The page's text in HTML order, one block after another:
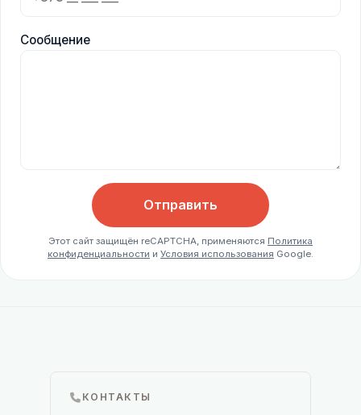
Сообщение
Отправить
Этот сайт защищён reCAPTCHA, применяются Политика
конфиденциальности и Условия использования Google.
КОНТАКТЫ